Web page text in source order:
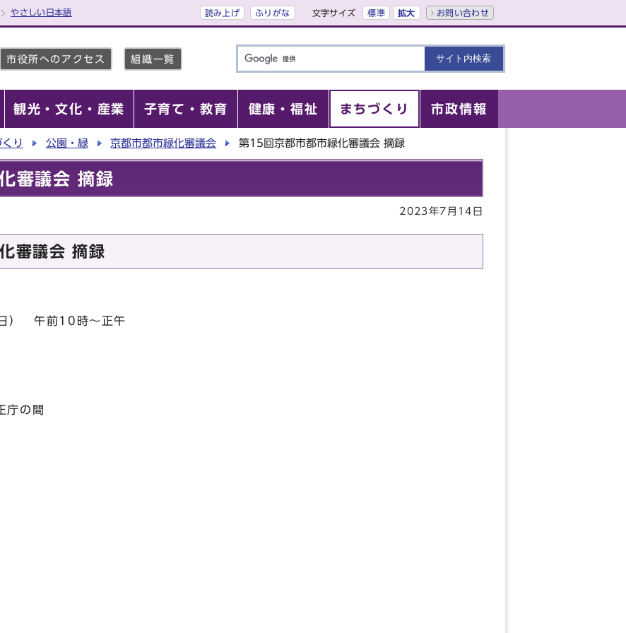
やさしい日本語 読み上げ ふりがな 文字サイズ 標準 拡大 お問い合わせ
市役所へのアクセス 組織一覧
観光・文化・産業 子育て・教育 健康・福祉 まちづくり 市政情報
り 公園・緑 京都市都市緑化審議会 第15回京都市都市緑化審議会 摘録
審議会 摘録
2023年7月14日
審議会 摘録
午前10時～正午
の間